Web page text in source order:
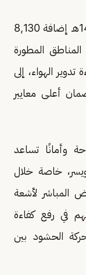
وتضمنت المرحلة الثانية لموسم حج 1447هـ إضافة 8,130
المطورة
تدوير الهواء، إلى
أعلى معايير
وأمانًا تساعد
خاصة خلال
المباشر لأشعة
في رفع كفاءة
الحشود بين